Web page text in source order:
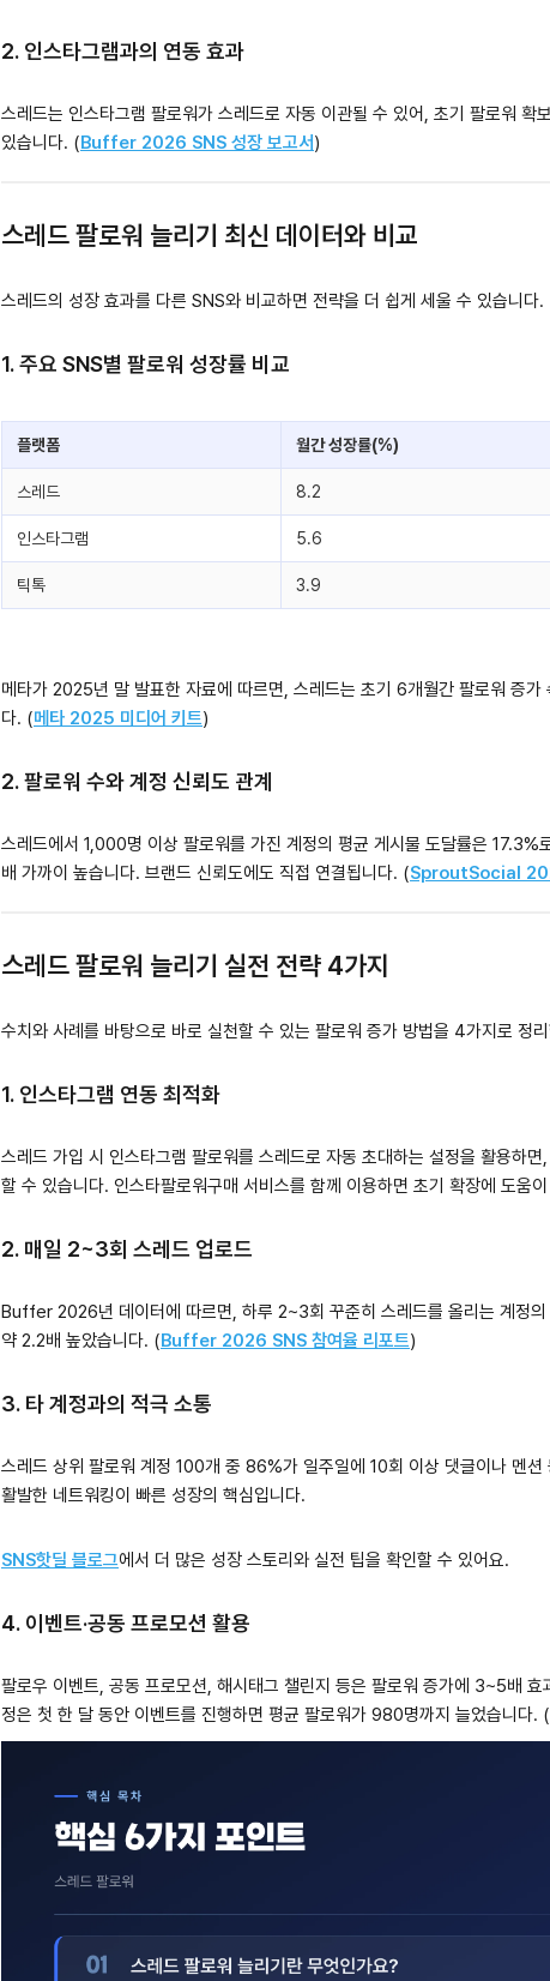
2. 인스타그램과의 연동 효과
스레드는 인스타그램 팔로워가 스레드로 자동 이관될 수 있어, 초기 팔로워 확
있습니다. (Buffer 2026 SNS 성장 보고서)
스레드 팔로워 늘리기 최신 데이터와 비교
스레드의 성장 효과를 다른 SNS와 비교하면 전략을 더 쉽게 세울 수 있습니다.
1. 주요 SNS별 팔로워 성장률 비교
플랫폼 월간 성장률(%)
스레드 8.2
인스타그램 5.6
틱톡 3.9
메타가 2025년 말 발표한 자료에 따르면, 스레드는 초기 6개월간 팔로워 증가
다. (메타 2025 미디어 키트)
2. 팔로워 수와 계정 신뢰도 관계
스레드에서 1,000명 이상 팔로워를 가진 계정의 평균 게시물 도달률은
배 가까이 높습니다. 브랜드 신뢰도에도 직접 연결됩니다. (SproutSocial
스레드 팔로워 늘리기 실전 전략 4가지
수치와 사례를 바탕으로 바로 실천할 수 있는 팔로워 증가 방법을 4가지로 정
1. 인스타그램 연동 최적화
스레드 가입 시 인스타그램 팔로워를 스레드로 자동 초대하는 설정을 활용하
할 수 있습니다. 인스타팔로워구매 서비스를 함께 이용하면 초기 확장에 도움
2. 매일 2~3회 스레드 업로드
Buffer 2026년 데이터에 따르면, 하루 2~3회 꾸준히 스레드를 올리는 계정의
약 2.2배 높았습니다. (Buffer 2026 SNS 참여율 리포트)
3. 타 계정과의 적극 소통
스레드 상위 팔로워 계정 100개 중 86%가 일주일에 10회 이상 댓글이나 멘션
활발한 네트워킹이 빠른 성장의 핵심입니다.
SNS핫딜 블로그에서 더 많은 성장 스토리와 실전 팁을 확인할 수 있어요.
4. 이벤트·공동 프로모션 활용
팔로우 이벤트, 공동 프로모션, 해시태그 챌린지 등은 팔로워 증가에 3~5배 효
정은 첫 한 달 동안 이벤트를 진행하면 평균 팔로워가 980명까지 늘었습니다. (